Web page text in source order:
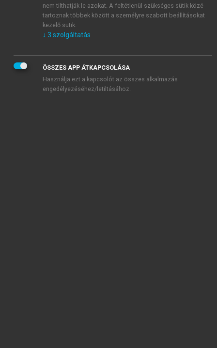
mersz.huoldalak licencszerződéseiben foglaltakat
tudomásul veszem és elfogadom.
KIPRÓBÁLOM
nem tilthatják le azokat. A feltétlenül szükséges sütik közé
tartoznak többek között a személyre szabott beállításokat
kezelő sütik.
↓ 3 szolgáltatás
ÖSSZES APP ÁTKAPCSOLÁSA
Használja ezt a kapcsolót az összes alkalmazás
engedélyezéséhez/letiltásához.